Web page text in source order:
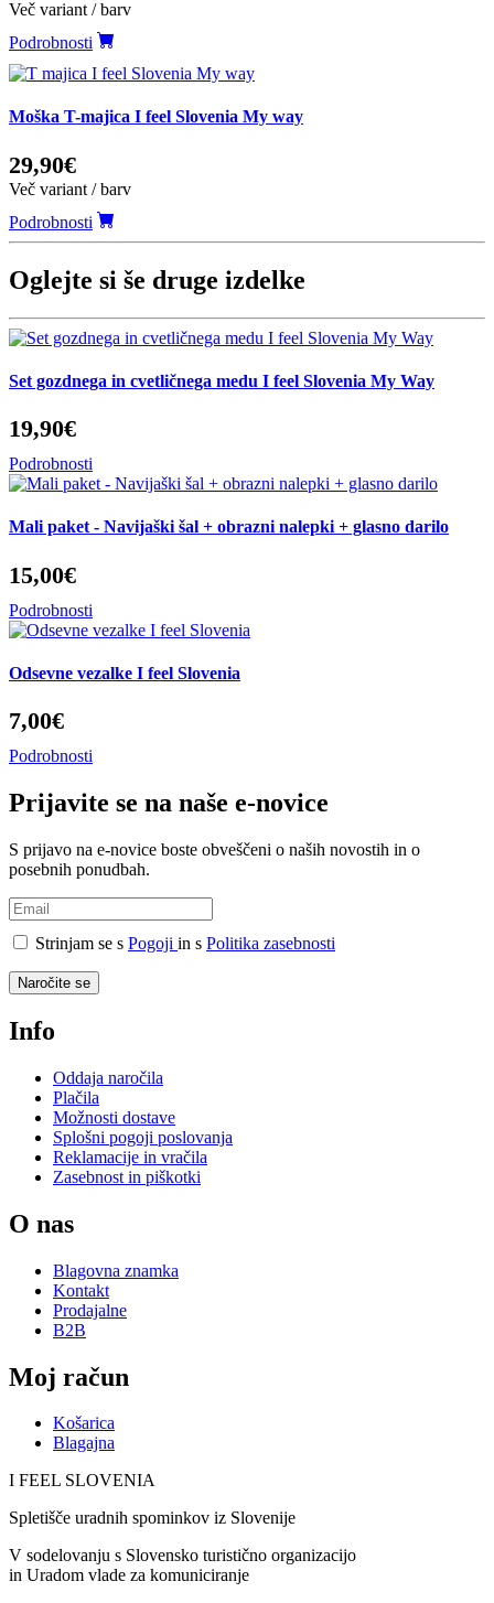
Več variant / barv
Podrobnosti
Moška T-majica I feel Slovenia My way
29,90€
Več variant / barv
Podrobnosti
Oglejte si še druge izdelke
Set gozdnega in cvetličnega medu I feel Slovenia My Way
19,90€
Podrobnosti
Mali paket - Navijaški šal + obrazni nalepki + glasno darilo
15,00€
Podrobnosti
Odsevne vezalke I feel Slovenia
7,00€
Podrobnosti
Prijavite se na naše e-novice
S prijavo na e-novice boste obveščeni o naših novostih in o
posebnih ponudbah.
Strinjam se s Pogoji in s Politika zasebnosti
Naročite se
Info
Oddaja naročila
Plačila
Možnosti dostave
Splošni pogoji poslovanja
Reklamacije in vračila
Zasebnost in piškotki
O nas
Blagovna znamka
Kontakt
Prodajalne
B2B
Moj račun
Košarica
Blagajna
I FEEL SLOVENIA
Spletišče uradnih spominkov iz Slovenije
V sodelovanju s Slovensko turistično organizacijo
in Uradom vlade za komuniciranje